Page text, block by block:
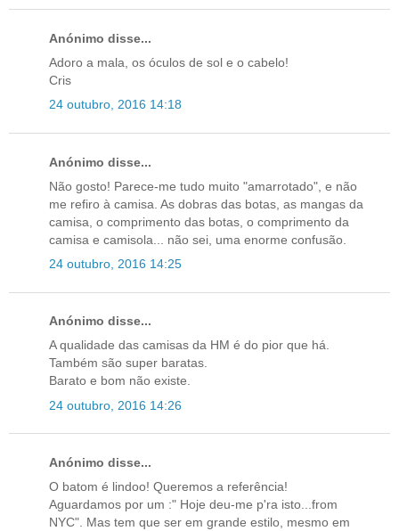
Anónimo disse...
Adoro a mala, os óculos de sol e o cabelo!
Cris
24 outubro, 2016 14:18
Anónimo disse...
Não gosto! Parece-me tudo muito "amarrotado", e não
me refiro à camisa. As dobras das botas, as mangas da
camisa, o comprimento das botas, o comprimento da
camisa e camisola... não sei, uma enorme confusão.
24 outubro, 2016 14:25
Anónimo disse...
A qualidade das camisas da HM é do pior que há.
Também são super baratas.
Barato e bom não existe.
24 outubro, 2016 14:26
Anónimo disse...
O batom é lindoo! Queremos a referência!
Aguardamos por um :" Hoje deu-me p'ra isto...from
NYC". Mas tem que ser em grande estilo, mesmo em